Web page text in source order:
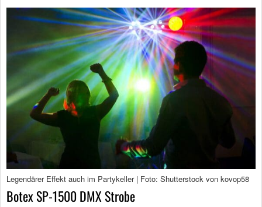
Legendärer Effekt auch im Partykeller | Foto: Shutterstock von kovop58
Botex SP-1500 DMX Strobe